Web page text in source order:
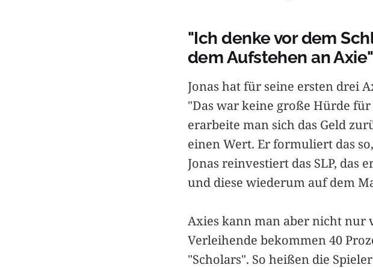
"Ich denke vor dem
dem Aufstehen an Axie"
Jonas hat für seine ersten drei
"Das war keine große Hürde
erarbeite man sich das Geld
einen Wert. Er formuliert das
Jonas reinvestiert das SLP,
und diese wiederum auf dem
Axies kann man aber nicht nur
Verleihende bekommen 40
"Scholars". So heißen die